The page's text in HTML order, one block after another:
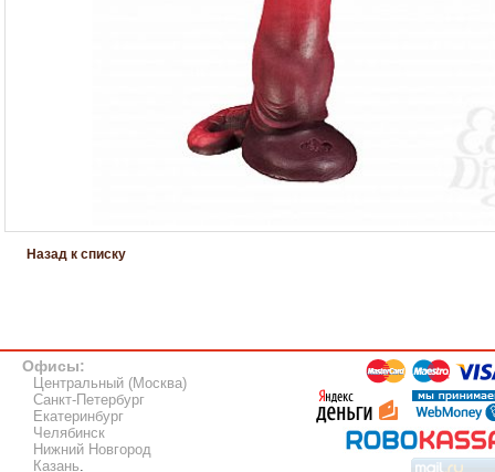
Назад к списку
Офисы:
Центральный (Москва)
Санкт-Петербург
Екатеринбург
Челябинск
Нижний Новгород
Казань.